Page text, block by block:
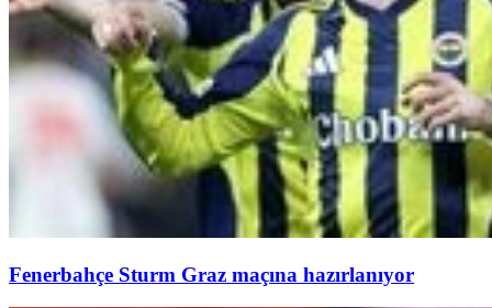
Fenerbahçe Sturm Graz maçına hazırlanıyor